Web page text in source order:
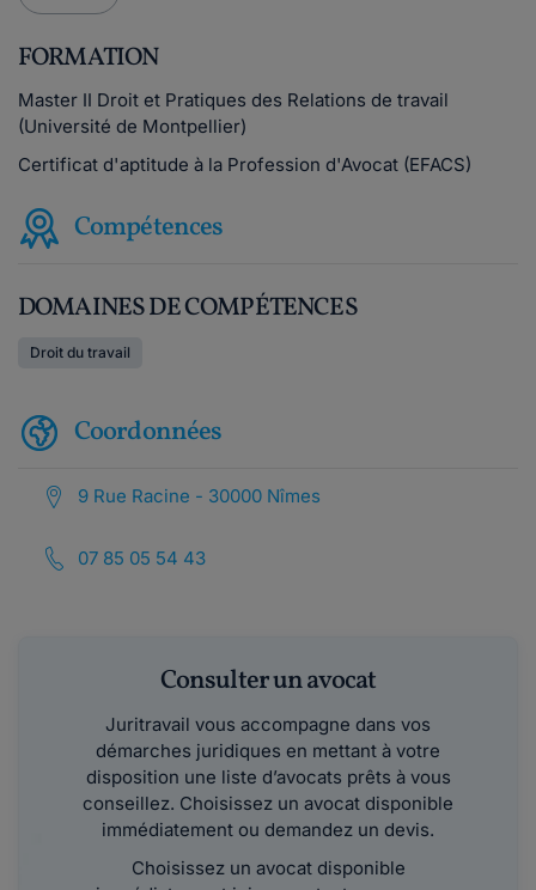
FORMATION
Master II Droit et Pratiques des Relations de travail
(Université de Montpellier)
Certificat d'aptitude à la Profession d'Avocat (EFACS)
Compétences
DOMAINES DE COMPÉTENCES
Droit du travail
Coordonnées
9 Rue Racine - 30000 Nîmes
07 85 05 54 43
Consulter un avocat
Juritravail vous accompagne dans vos
démarches juridiques en mettant à votre
disposition une liste d’avocats prêts à vous
conseillez. Choisissez un avocat disponible
immédiatement ou demandez un devis.
Choisissez un avocat disponible